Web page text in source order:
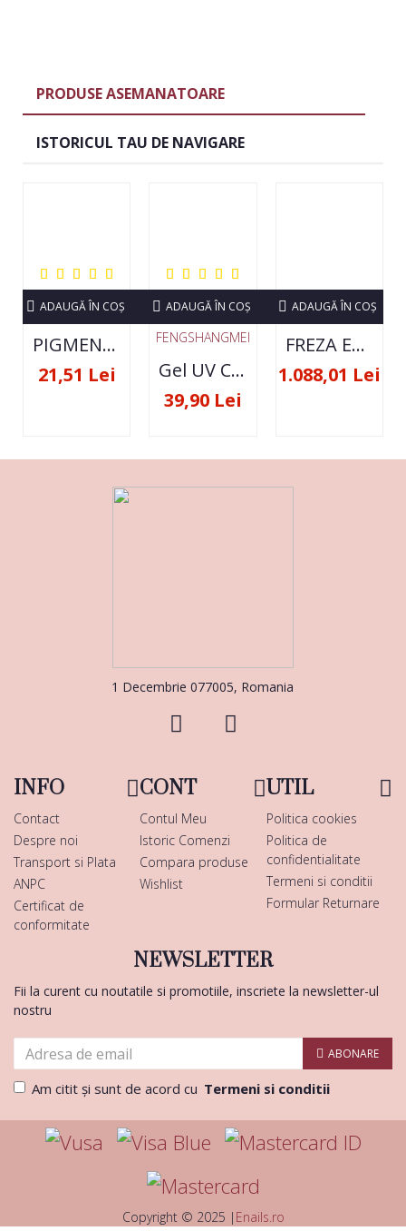
PRODUSE ASEMANATOARE
ISTORICUL TAU DE NAVIGARE
PIGMENT NEON SET 12 CULORI
21,51 Lei
ADAUGĂ ÎN COŞ
FENGSHANGMEI
Gel UV Constructie FSM 50ML - 07
39,90 Lei
ADAUGĂ ÎN COŞ
FREZA ELECTRICA STRONG 210 35000 RPM- ORIGINALA
1.088,01 Lei
ADAUGĂ ÎN COŞ
1 Decembrie 077005, Romania
INFO
Contact
Despre noi
Transport si Plata
ANPC
Certificat de
conformitate
CONT
Contul Meu
Istoric Comenzi
Compara produse
Wishlist
UTIL
Politica cookies
Politica de
confidentialitate
Termeni si conditii
Formular Returnare
NEWSLETTER
Fii la curent cu noutatile si promotiile, inscriete la newsletter-ul
nostru
ABONARE
Am citit şi sunt de acord cu Termeni si conditii
Copyright © 2025 | Enails.ro